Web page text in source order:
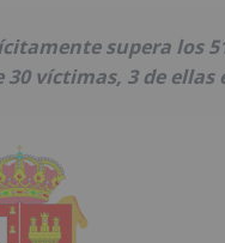
supera los
víctimas, 3 de ellas